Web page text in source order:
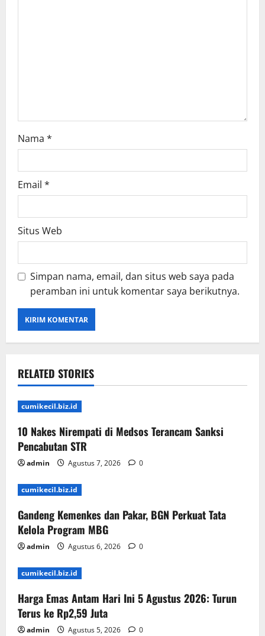
Nama *
Email *
Situs Web
Simpan nama, email, dan situs web saya pada
peramban ini untuk komentar saya berikutnya.
RELATED STORIES
cumikecil.biz.id
10 Nakes Nirempati di Medsos Terancam Sanksi
Pencabutan STR
admin Agustus 7, 2026 0
cumikecil.biz.id
Gandeng Kemenkes dan Pakar, BGN Perkuat Tata
Kelola Program MBG
admin Agustus 6, 2026 0
cumikecil.biz.id
Harga Emas Antam Hari Ini 5 Agustus 2026: Turun
Terus ke Rp2,59 Juta
admin Agustus 5, 2026 0